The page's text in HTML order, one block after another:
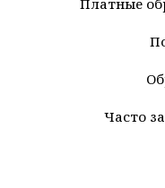
Платные
Часто